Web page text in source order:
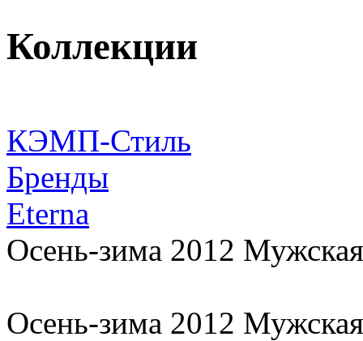
Коллекции
КЭМП-Стиль
Бренды
Eterna
Осень-зима 2012
Осень-зима 2012